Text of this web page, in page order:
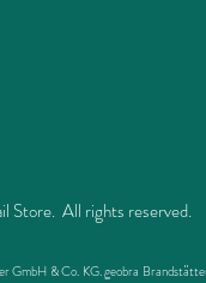
Store. All rights reserved.
GmbH & Co. KG. geobra